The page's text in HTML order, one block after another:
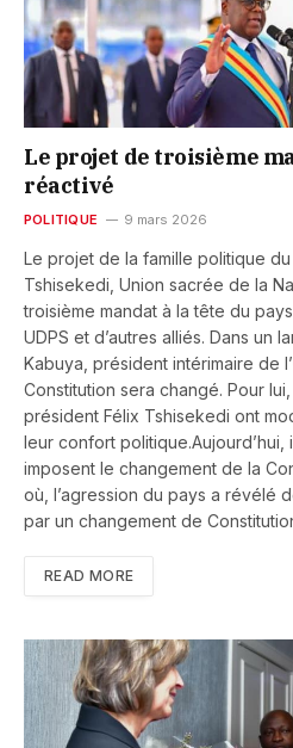
Le projet de troisième
réactivé
POLITIQUE 9 mars 2026
Le projet de la famille politique du
Tshisekedi, Union sacrée de la
troisième mandat à la tête du
UDPS et d’autres alliés. Dans un
Kabuya, président intérimaire de
Constitution sera changé. Pour
président Félix Tshisekedi ont
leur confort
imposent le changement de la
où, l’agression du pays a révélé
par un changement de
READ MORE